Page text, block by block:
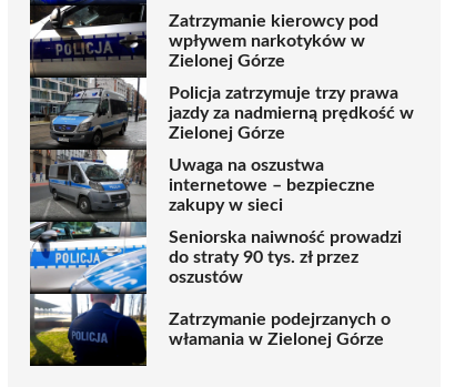
Zatrzymanie kierowcy pod
wpływem narkotyków w
Zielonej Górze
Policja zatrzymuje trzy prawa
jazdy za nadmierną prędkość w
Zielonej Górze
Uwaga na oszustwa
internetowe – bezpieczne
zakupy w sieci
Seniorska naiwność prowadzi
do straty 90 tys. zł przez
oszustów
Zatrzymanie podejrzanych o
włamania w Zielonej Górze